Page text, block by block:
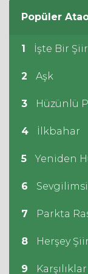
Popüler
1 İşte Bir Şiir
2 Aşk
3 Hüzünlü
4 İlkbahar
5 Yeniden
6
7 Parkta
8 Herşey
9 Karşılıklar